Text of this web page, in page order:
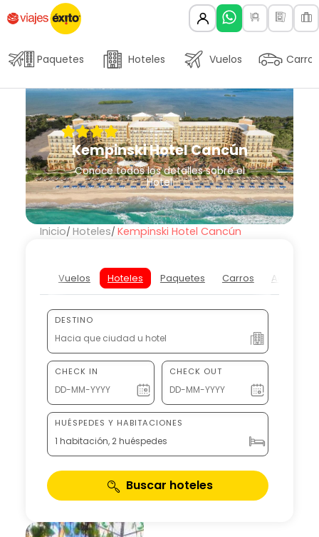
Paquetes Hoteles Vuelos Carros
Kempinski Hotel Cancún
Conoce todos los detalles sobre el
Hotel
Inicio Hoteles Kempinski Hotel Cancún
Vuelos Hoteles Paquetes Carros
DESTINO
CHECK IN CHECK OUT
HUÉSPEDES Y HABITACIONES
1 habitación, 2 huéspedes
Buscar hoteles